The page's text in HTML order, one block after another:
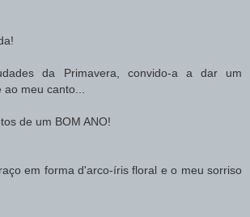
da Primavera, convido-a a dar um
meu canto...
de um BOM ANO!
em forma d'arco-íris floral e o meu sorriso